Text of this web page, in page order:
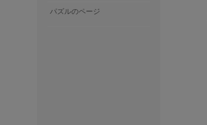
パズルのページ